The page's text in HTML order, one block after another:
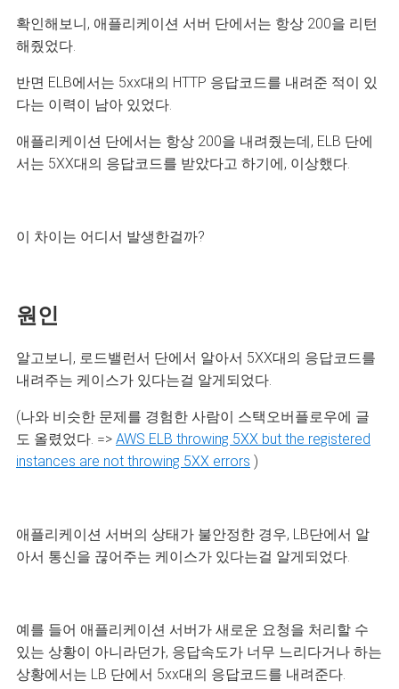
확인해보니, 애플리케이션 서버 단에서는 항상 200을 리턴
해줬었다.
반면 ELB에서는 5xx대의 HTTP 응답코드를 내려준 적이 있
다는 이력이 남아 있었다.
애플리케이션 단에서는 항상 200을 내려줬는데, ELB 단에
서는 5XX대의 응답코드를 받았다고 하기에, 이상했다.
이 차이는 어디서 발생한걸까?
원인
알고보니, 로드밸런서 단에서 알아서 5XX대의 응답코드를
내려주는 케이스가 있다는걸 알게되었다.
(나와 비슷한 문제를 경험한 사람이 스택오버플로우에 글
도 올렸었다. => AWS ELB throwing 5XX but the registered
instances are not throwing 5XX errors )
애플리케이션 서버의 상태가 불안정한 경우, LB단에서 알
아서 통신을 끊어주는 케이스가 있다는걸 알게되었다.
예를 들어 애플리케이션 서버가 새로운 요청을 처리할 수
있는 상황이 아니라던가, 응답속도가 너무 느리다거나 하는
상황에서는 LB 단에서 5xx대의 응답코드를 내려준다.